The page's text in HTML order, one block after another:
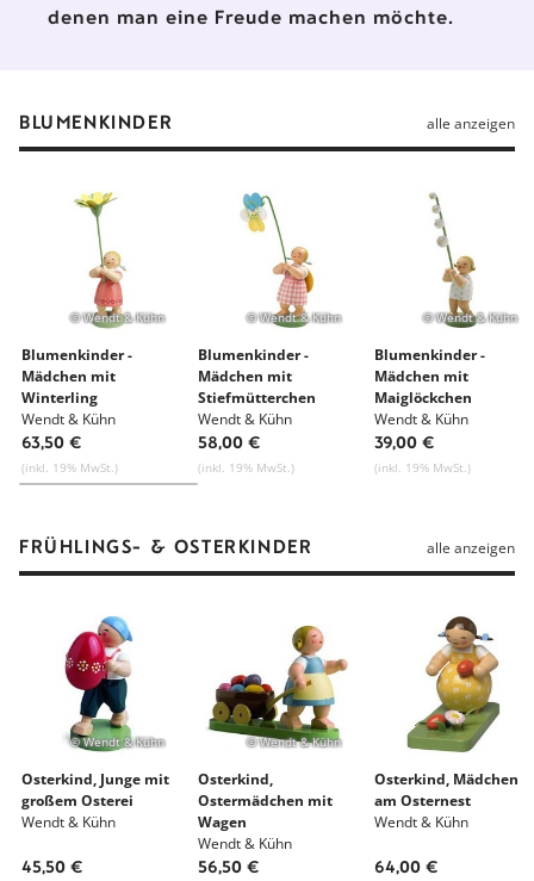
denen man eine Freude machen möchte.
BLUMENKINDER alle anzeigen
© Wendt & Kühn
Blumenkinder -
Mädchen mit
Winterling
Wendt & Kühn
63,50 €
(inkl. 19% MwSt.)
© Wendt & Kühn
Blumenkinder -
Mädchen mit
Stiefmütterchen
Wendt & Kühn
58,00 €
(inkl. 19% MwSt.)
© Wendt & Kühn
Blumenkinder -
Mädchen mit
Maiglöckchen
Wendt & Kühn
39,00 €
(inkl. 19% MwSt.)
FRÜHLINGS- & OSTERKINDER alle anzeigen
© Wendt & Kühn
Osterkind, Junge mit
großem Osterei
Wendt & Kühn
45,50 €
© Wendt & Kühn
Osterkind,
Ostermädchen mit
Wagen
Wendt & Kühn
56,50 €
Osterkind, Mädchen
am Osternest
Wendt & Kühn
64,00 €